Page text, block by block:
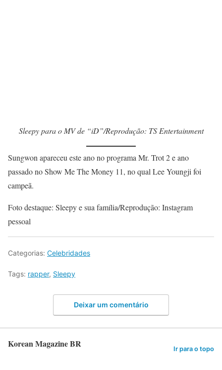
Sleepy para o MV de “iD”/Reprodução: TS Entertainment
Sungwon apareceu este ano no programa Mr. Trot 2 e ano
passado no Show Me The Money 11, no qual Lee Youngji foi
campeã.
Foto destaque: Sleepy e sua família/Reprodução: Instagram
pessoal
Categorias: Celebridades
Tags: rapper, Sleepy
Deixar um comentário
Korean Magazine BR Ir para o topo